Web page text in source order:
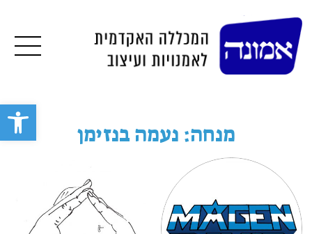
פתח
מנחה: נעמה בנזימן